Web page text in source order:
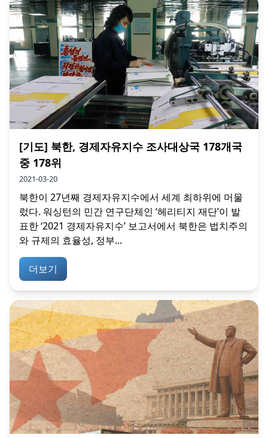
[기도] 북한, 경제자유지수 조사대상국 178개국
중 178위
2021-03-20
북한이 27년째 경제자유지수에서 세계 최하위에 머물
렀다. 워싱턴의 민간 연구단체인 ‘헤리티지 재단’이 발
표한 ‘2021 경제자유지수’ 보고서에서 북한은 법치주의
와 규제의 효율성, 정부...
더보기